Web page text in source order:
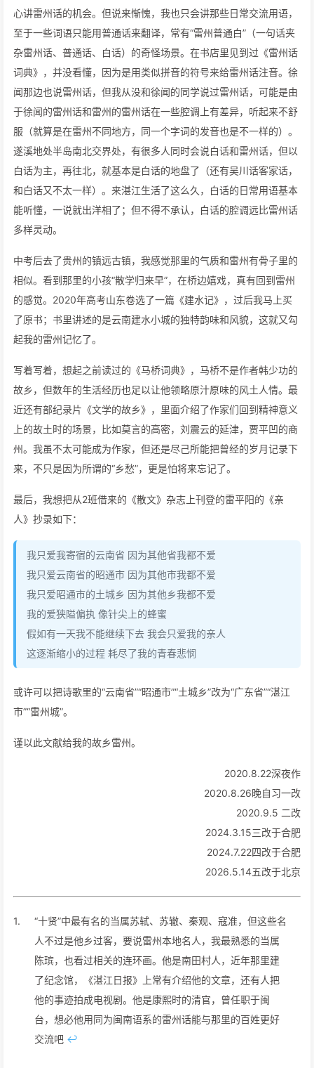
心讲雷州话的机会。但说来惭愧，我也只会讲那些日常交流用语，
至于一些词语只能用普通话来翻译，常有“雷州普通白”（一句话夹
杂雷州话、普通话、白话）的奇怪场景。在书店里见到过《雷州话
词典》，并没看懂，因为是用类似拼音的符号来给雷州话注音。徐
闻那边也说雷州话，但我从没和徐闻的同学说过雷州话，可能是由
于徐闻的雷州话和雷州的雷州话在一些腔调上有差异，听起来不舒
服（就算是在雷州不同地方，同一个字词的发音也是不一样的）。
遂溪地处半岛南北交界处，有很多人同时会说白话和雷州话，但以
白话为主，再往北，就基本是白话的地盘了（还有吴川话客家话，
和白话又不太一样）。来湛江生活了这么久，白话的日常用语基本
能听懂，一说就出洋相了；但不得不承认，白话的腔调远比雷州话
多样灵动。
中考后去了贵州的镇远古镇，我感觉那里的气质和雷州有骨子里的
相似。看到那里的小孩“散学归来早”，在桥边嬉戏，真有回到雷州
的感觉。2020年高考山东卷选了一篇《建水记》，过后我马上买
了原书；书里讲述的是云南建水小城的独特韵味和风貌，这就又勾
起我的雷州记忆了。
写着写着，想起之前读过的《马桥词典》，马桥不是作者韩少功的
故乡，但数年的生活经历也足以让他领略原汁原味的风土人情。最
近还有部纪录片《文学的故乡》，里面介绍了作家们回到精神意义
上的故土时的场景，比如莫言的高密，刘震云的延津，贾平凹的商
州。我虽不太可能成为作家，但还是尽己所能把曾经的岁月记录下
来，不只是因为所谓的“乡愁”，更是怕将来忘记了。
最后，我想把从2班借来的《散文》杂志上刊登的雷平阳的《亲
人》抄录如下：
我只爱我寄宿的云南省 因为其他省我都不爱
我只爱云南省的昭通市 因为其他市我都不爱
我只爱昭通市的土城乡 因为其他乡我都不爱
我的爱狭隘偏执 像针尖上的蜂蜜
假如有一天我不能继续下去 我会只爱我的亲人
这逐渐缩小的过程 耗尽了我的青春悲悯
或许可以把诗歌里的“云南省”“昭通市”“土城乡”改为“广东省”“湛江
市”“雷州城”。
谨以此文献给我的故乡雷州。
2020.8.22深夜作
2020.8.26晚自习一改
2020.9.5 二改
2024.3.15三改于合肥
2024.7.22四改于合肥
2026.5.14五改于北京
1.
“十贤”中最有名的当属苏轼、苏辙、秦观、寇准，但这些名
人不过是他乡过客，要说雷州本地名人，我最熟悉的当属
陈瑸，也看过相关的连环画。他是南田村人，近年那里建
了纪念馆，《湛江日报》上常有介绍他的文章，还有人把
他的事迹拍成电视剧。他是康熙时的清官，曾任职于闽
台，想必他用同为闽南语系的雷州话能与那里的百姓更好
交流吧 ↩